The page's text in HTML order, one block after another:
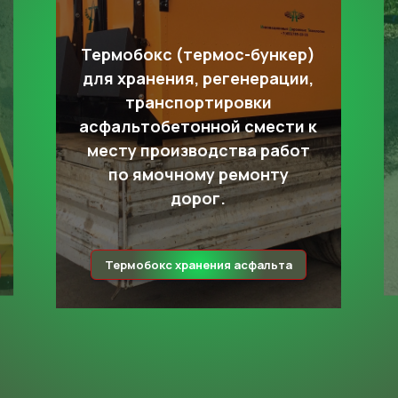
Термобокс (термос-бункер)
для хранения, регенерации,
транспортировки
асфальтобетонной смести к
месту производства работ
по ямочному ремонту
дорог.
Термобокс хранения асфальта